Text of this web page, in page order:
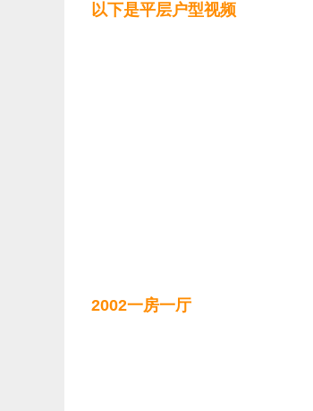
以下是平层户型视频
2002一房一厅